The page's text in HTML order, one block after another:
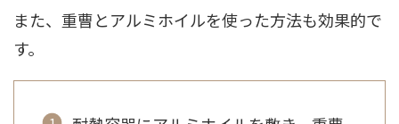
また、重曹とアルミホイルを使った方法も効果的で
す。